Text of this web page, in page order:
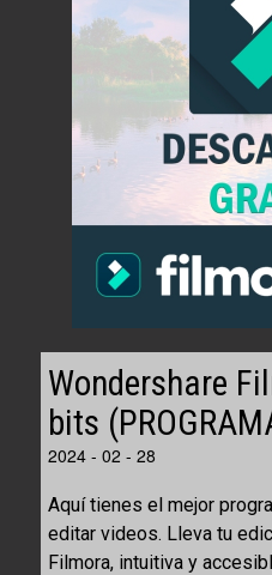
Wondershare
bits
2024 - 02 - 28
Aquí tienes el mejor
editar videos. Lleva tu
Filmora, intuitiva y